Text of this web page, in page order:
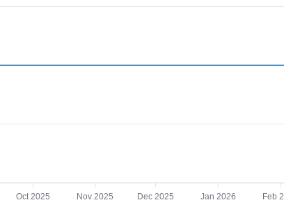
Oct 2025 Nov 2025 Dec 2025 Jan 2026 Feb